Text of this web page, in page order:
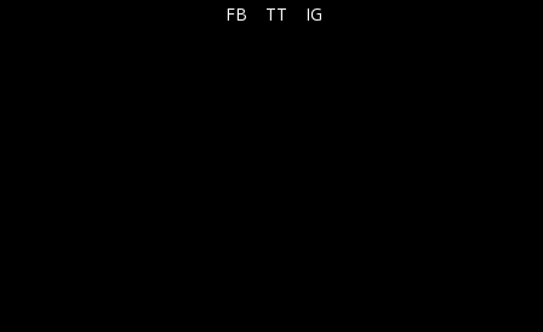
FB TT IG